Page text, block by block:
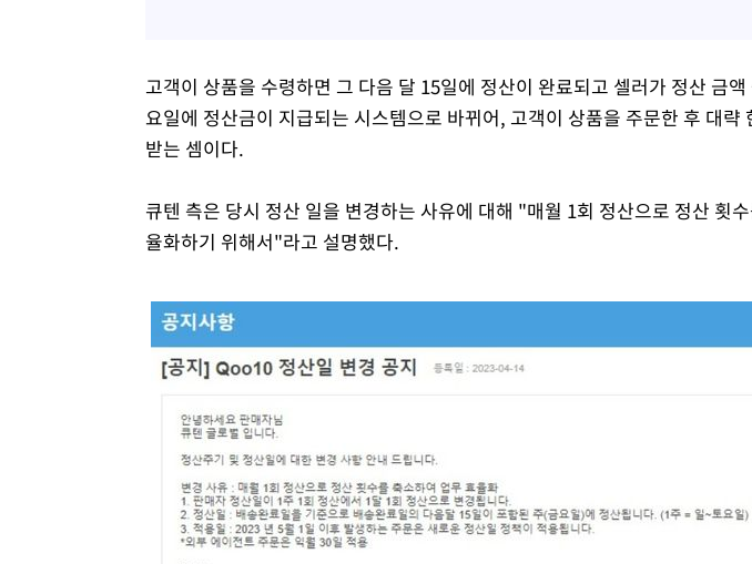
고객이 상품을 수령하면 그 다음 달 15일에 정산이 완료되고 셀러가 정산 금
요일에 정산금이 지급되는 시스템으로 바뀌어, 고객이 상품을 주문한 후 대략
받는 셈이다.
큐텐 측은 당시 정산 일을 변경하는 사유에 대해 "매월 1회 정산으로 정산 횟
율화하기 위해서"라고 설명했다.